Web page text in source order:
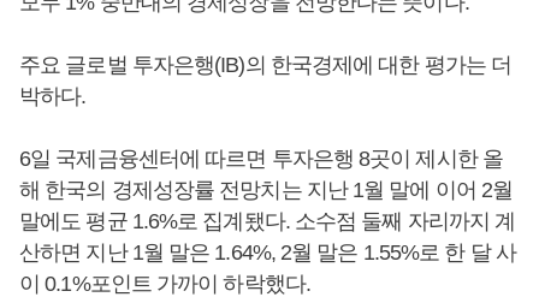
주요 글로벌 투자은행(IB)의 한국경제에 대한 평가는 더
박하다.
6일 국제금융센터에 따르면 투자은행 8곳이 제시한 올
해 한국의 경제성장률 전망치는 지난 1월 말에 이어 2월
말에도 평균 1.6%로 집계됐다. 소수점 둘째 자리까지 계
산하면 지난 1월 말은 1.64%, 2월 말은 1.55%로 한 달 사
이 0.1%포인트 가까이 하락했다.